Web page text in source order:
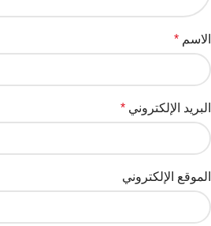
الاسم *
البريد الإلكتروني *
الموقع الإلكتروني